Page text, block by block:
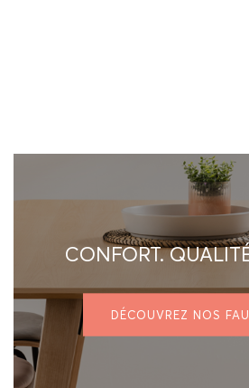
CONFORT.
DÉCOUVREZ NOS